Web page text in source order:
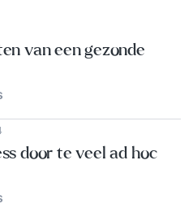
en ethiek. We werken
volop ruimte is voor
Je oefent met je eigen
alles wat je leert direct
ontvang je
én stel je jouw eigen
je de volgende
merkt.
van een gezonde
door te veel ad hoc